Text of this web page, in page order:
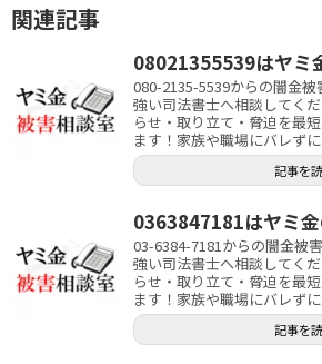
関連記事
08021355539はヤミ
080-2135-5539からの闇金
強い司法書士へ相談してく
らせ・取り立て・脅迫を最
ます！家族や職場にバレずに
記事を
0363847181はヤミ
03-6384-7181からの闇金被
強い司法書士へ相談してく
らせ・取り立て・脅迫を最
ます！家族や職場にバレずに
記事を